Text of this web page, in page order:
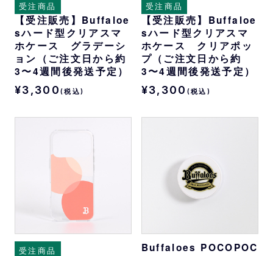
受注商品
【受注販売】Buffaloe
sハード型クリアスマ
ホケース グラデーシ
ョン（ご注文日から約
3〜4週間後発送予定）
¥3,300 (税込)
受注商品
【受注販売】Buffaloe
sハード型クリアスマ
ホケース クリアポッ
プ（ご注文日から約
3〜4週間後発送予定）
¥3,300 (税込)
受注商品
Buffaloes POCOPOC